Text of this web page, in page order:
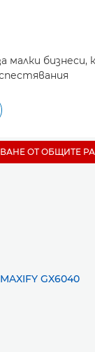
малки бизнеси,
ОТ ОБЩИТЕ